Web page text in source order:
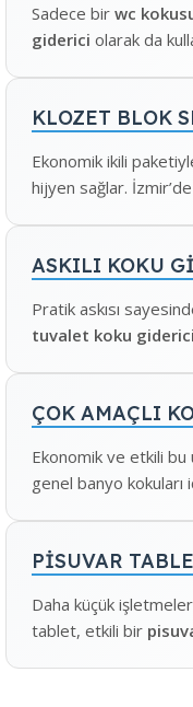
Sadece bir wc
giderici olarak da
KLOZET BLOK
Ekonomik ikili
hijyen sağlar. İzmir’de
ASKILI KOKU
Pratik askısı
tuvalet koku giderici
ÇOK AMAÇLI
Ekonomik ve etkili bu
genel banyo
PİSUVAR
Daha küçük
tablet, etkili bir